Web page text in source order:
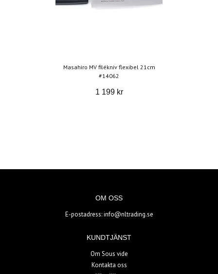
Masahiro MV filékniv flexibel 21cm
#14062
1 199 kr
OM OSS
E-postadress:info@nltrading.se
KUNDTJÄNST
Om Sous vide
Kontakta oss